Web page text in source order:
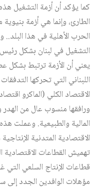
كما يؤكد أن أزمة التشغيل
الطارئ، وإنما هي أزمة
الحرب الأهلية في هذا البلد..
التشغيل في لبنان بشكل
يعني أن الأزمة ترتبط بشكل
اللبناني التي تحركها
الاقتصاد الكلي (الماكرو
ورافقها منسوب عال من الهدر
المالية والطبيعية. وعملت
الاقتصادية المتدنية
تهميش القطاعات الاقتصادية
قطاعات الإنتاج السلعي التي
مؤهلات الوافدين الجدد إلى